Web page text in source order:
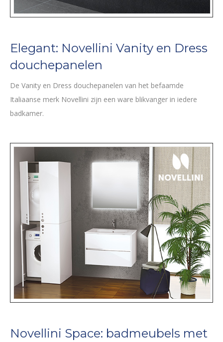
Elegant: Novellini Vanity en Dress
douchepanelen
De Vanity en Dress douchepanelen van het befaamde
Italiaanse merk Novellini zijn een ware blikvanger in iedere
badkamer.
Novellini Space: badmeubels met